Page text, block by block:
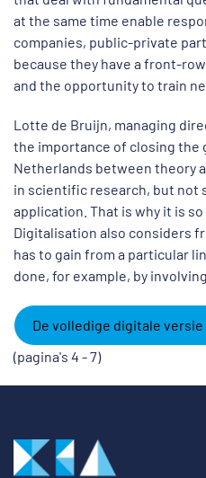
at the same time enable
companies, public-private
because they have a front-
and the opportunity to train
Lotte de Bruijn, managing
the importance of closing the
Netherlands between theory
in scientific research, but not
application. That is why it is
Digitalisation also considers
has to gain from a particular
done, for example, by
De volledige digitale
(pagina's 4 - 7)